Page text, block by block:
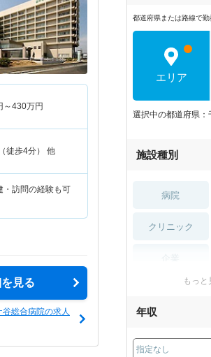
～430万円
徒歩4分） 他
・訪問の経験も可
見る
総合病院の求人
都道府県または路線で勤
エリア
選択中の都道府県：
施設種別
病院
クリニック
薬局・
もっと
年収